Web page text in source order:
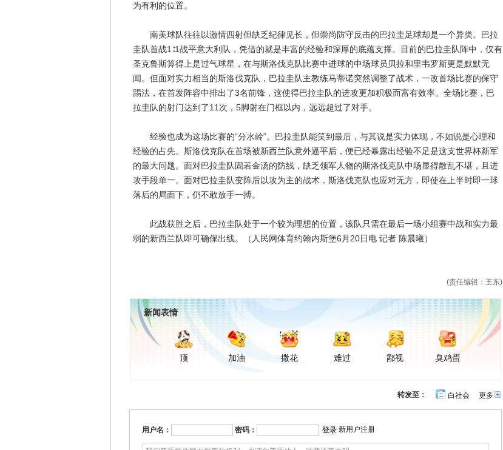
为有利的位置。
南美球队往往以激情四射但缺乏纪律见长，但崇尚防守反击的巴拉圭足球却是一个异类。巴拉
圭队首战1∶1战平意大利队，凭借的就是丰富的经验和深厚的底蕴支撑。目前的巴拉圭队阵中，仅有
圣克鲁斯算得上是过气球星，在与斯洛伐克队比赛中进球的中场球员贝拉和里韦罗斯更是默默无
闻。但面对实力相当的斯洛伐克队，巴拉圭队主教练马蒂诺突然调整了战术，一改首场比赛的保守
踢法，在首发阵容中排出了3名前锋，这使得巴拉圭队的进攻更加积极而富有效率。全场比赛，巴
拉圭队的射门达到了11次，5脚射在门框以内，远远超过了对手。
经验也成为这场比赛的“分水岭“。巴拉圭队能笑到最后，与其说是实力体现，不如说是心理和
经验的占先。斯洛伐克队在首场被新西兰队意外逼平后，便已经暴露出经验不足是这支世界杯新军
的最大问题。面对巴拉圭队固若金汤的防线，缺乏领军人物的斯洛伐克队中场显得散乱不堪，且进
攻手段单一。面对巴拉圭队变阵后以攻为主的战术，斯洛伐克队也应对无方，即使在上半时即一球
落后的局面下，仍不敢放手一搏。
此战获胜之后，巴拉圭队处于一个较为理想的位置，该队只需在最后一场小组赛中战和实力最
弱的新西兰队即可确保出线。（人民网体育约翰内斯堡6月20日电 记者 陈晨曦）
(责任编辑：王东)
新闻表情
顶 加油 撒花 难过 鄙视 臭鸡蛋
更多开
转发至： 白社会
用户名： 密码： 新用户注册